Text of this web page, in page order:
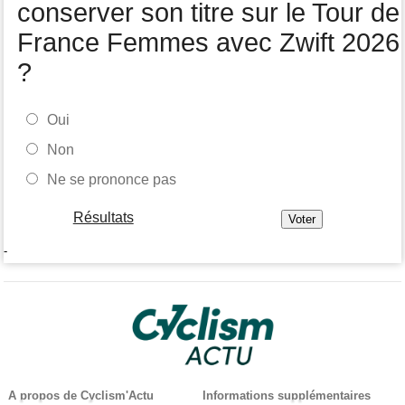
conserver son titre sur le Tour de
France Femmes avec Zwift 2026
?
Oui
Non
Ne se prononce pas
Résultats
-
A propos de Cyclism'Actu Informations supplémentaires